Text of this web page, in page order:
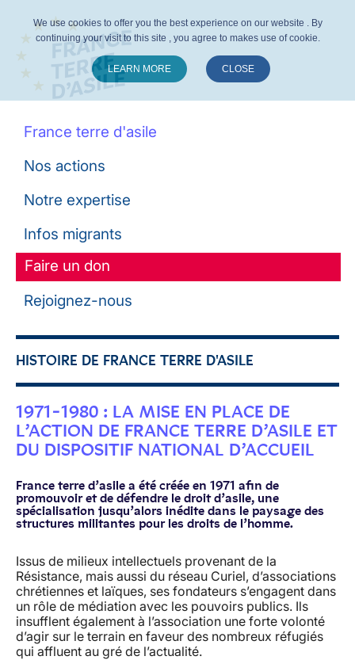
France terre d'asile
Nos actions
Notre expertise
Infos migrants
Faire un don
Rejoignez-nous
HISTOIRE DE FRANCE TERRE D'ASILE
1971-1980 : LA MISE EN PLACE DE
L’ACTION DE FRANCE TERRE D’ASILE ET
DU DISPOSITIF NATIONAL D’ACCUEIL
France terre d’asile a été créée en 1971 afin de
promouvoir et de défendre le droit d’asile, une
spécialisation jusqu’alors inédite dans le paysage des
structures militantes pour les droits de l’homme.
Issus de milieux intellectuels provenant de la
Résistance, mais aussi du réseau Curiel, d’associations
chrétiennes et laïques, ses fondateurs s’engagent dans
un rôle de médiation avec les pouvoirs publics. Ils
insufflent également à l’association une forte volonté
d’agir sur le terrain en faveur des nombreux réfugiés
qui affluent au gré de l’actualité.
We use cookies to offer you the best experience on our website . By
continuing your visit to this site , you agree to makes use of cookie.
LEARN MORE CLOSE